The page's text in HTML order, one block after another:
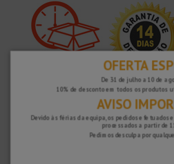
OFERTA
De 31 de julho a 10 de
10% de desconto em todos os produtos
AVISO
Devido às férias da equipa, os pedidos efetuados
processados ​​a partir de
Pedimos desculpa por